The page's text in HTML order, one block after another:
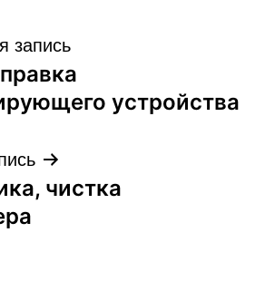
запись
устройства
чистка